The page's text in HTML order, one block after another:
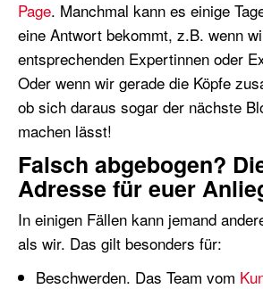
Page. Manchmal kann es einige
eine Antwort bekommt, z.B. wenn
entsprechenden Expertinnen oder
Oder wenn wir gerade die Köpfe
ob sich daraus sogar der nächste
machen lässt!
Falsch abgebogen?
Adresse für euer
In einigen Fällen kann jemand
als wir. Das gilt besonders für:
Beschwerden. Das Team vom